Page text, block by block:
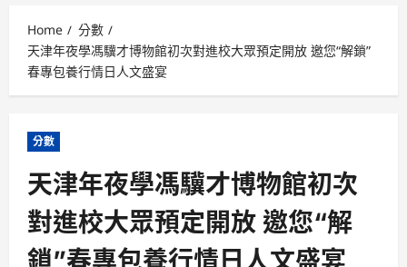
Home
分數
天津年夜學馮驥才博物館初次對進校大眾預定開放 邀您“解鎖”
春專包養行情日人文盛宴
分數
天津年夜學馮驥才博物館初次
對進校大眾預定開放 邀您“解
鎖”春專包養行情日人文盛宴